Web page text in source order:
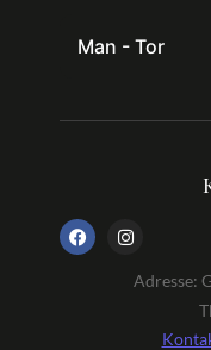
Man - Tor
Adresse: